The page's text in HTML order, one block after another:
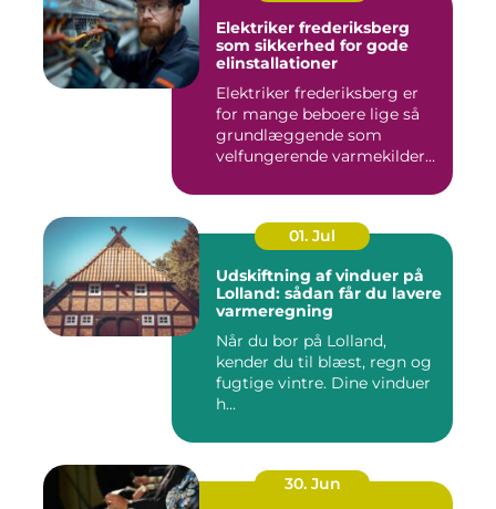
Elektriker frederiksberg
som sikkerhed for gode
elinstallationer
Elektriker frederiksberg er
for mange beboere lige så
grundlæggende som
velfungerende varmekilder
01. Jul
Udskiftning af vinduer på
Lolland: sådan får du lavere
varmeregning
Når du bor på Lolland,
kender du til blæst, regn og
fugtige vintre. Dine vinduer
h...
30. Jun